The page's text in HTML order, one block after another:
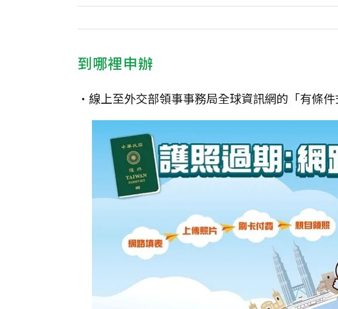
到哪裡申辦
•線上至外交部領事事務局全球資訊網的「有條